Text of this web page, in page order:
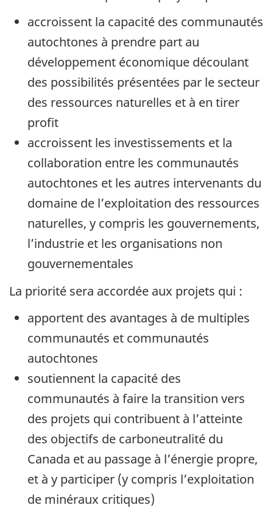
accroissent la capacité des communautés
autochtones à prendre part au
développement économique découlant
des possibilités présentées par le secteur
des ressources naturelles et à en tirer
profit
accroissent les investissements et la
collaboration entre les communautés
autochtones et les autres intervenants du
domaine de l’exploitation des ressources
naturelles, y compris les gouvernements,
l’industrie et les organisations non
gouvernementales
La priorité sera accordée aux projets qui :
apportent des avantages à de multiples
communautés et communautés
autochtones
soutiennent la capacité des
communautés à faire la transition vers
des projets qui contribuent à l’atteinte
des objectifs de carboneutralité du
Canada et au passage à l’énergie propre,
et à y participer (y compris l’exploitation
de minéraux critiques)